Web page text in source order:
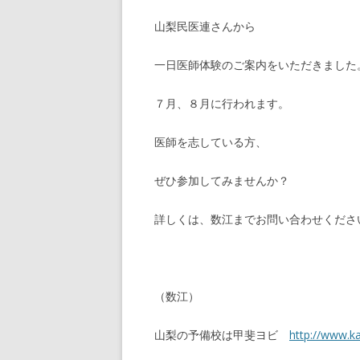
山梨民医連さんから
一日医師体験のご案内をいただきました。
７月、８月に行われます。
医師を志している方、
ぜひ参加してみませんか？
詳しくは、数江までお問い合わせくださ
（数江）
山梨の予備校は甲斐ヨビ http://